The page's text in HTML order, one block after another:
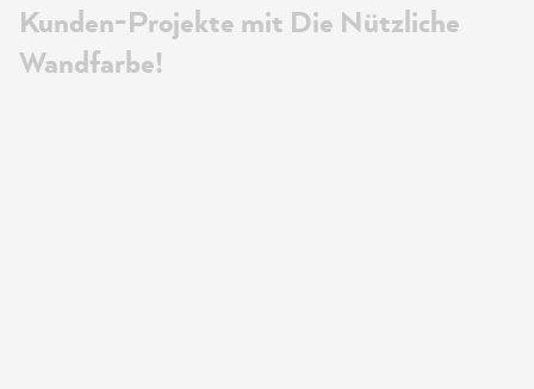
Kunden-Projekte mit Die Nützliche
Wandfarbe!